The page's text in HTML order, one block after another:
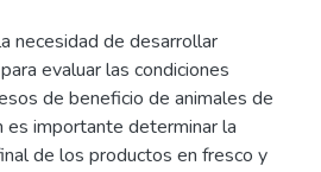
necesidad de desarrollar
evaluar las condiciones
de beneficio de animales de
es importante determinar la
de los productos en fresco y